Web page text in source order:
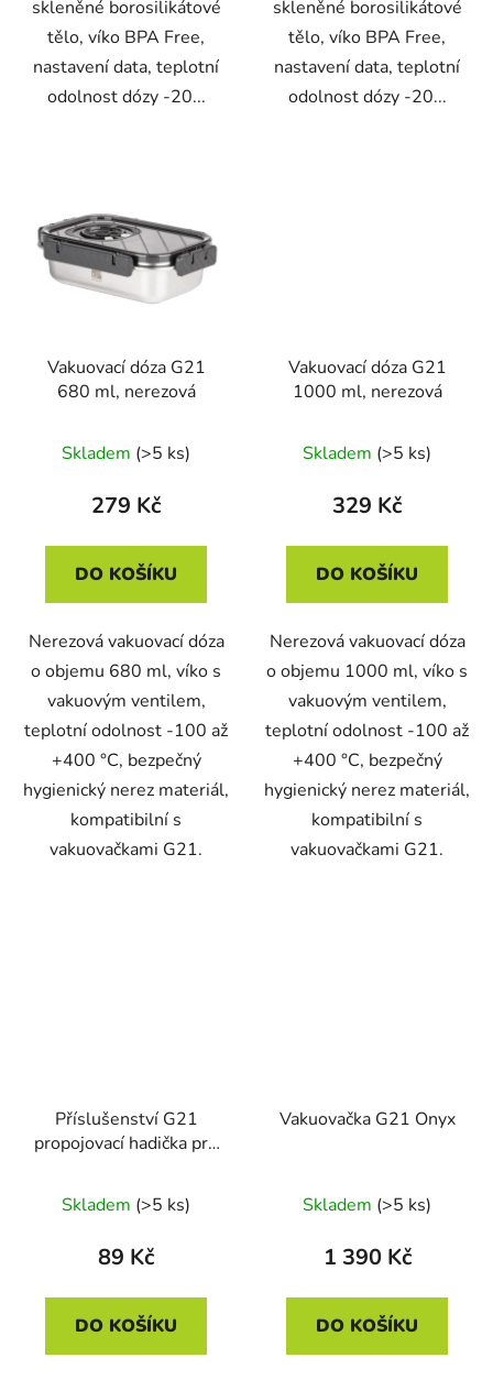
skleněné borosilikátové
tělo, víko BPA Free,
nastavení data, teplotní
odolnost dózy -20...
skleněné borosilikátové
tělo, víko BPA Free,
nastavení data, teplotní
odolnost dózy -20...
Vakuovací dóza G21
680 ml, nerezová
Skladem (>5 ks)
279 Kč
DO KOŠÍKU
Nerezová vakuovací dóza
o objemu 680 ml, víko s
vakuovým ventilem,
teplotní odolnost -100 až
+400 °C, bezpečný
hygienický nerez materiál,
kompatibilní s
vakuovačkami G21.
Vakuovací dóza G21
1000 ml, nerezová
Skladem (>5 ks)
329 Kč
DO KOŠÍKU
Nerezová vakuovací dóza
o objemu 1000 ml, víko s
vakuovým ventilem,
teplotní odolnost -100 až
+400 °C, bezpečný
hygienický nerez materiál,
kompatibilní s
vakuovačkami G21.
Příslušenství G21
propojovací hadička pro
Skladem (>5 ks)
89 Kč
DO KOŠÍKU
Vakuovačka G21 Onyx
Skladem (>5 ks)
1 390 Kč
DO KOŠÍKU